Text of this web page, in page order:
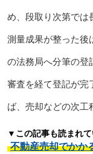
め、段取り次第では
測量成果が整った後
の法務局へ分筆の登
審査を経て登記が完
ば、売却などの次工
▼この記事も読まれ
不動産売却でかか